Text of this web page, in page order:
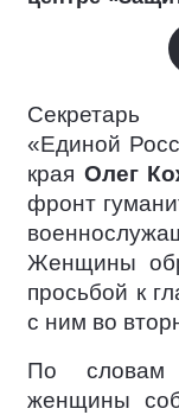
Секретарь
«Единой
края Олег
фронт
Женщины
просьбой к
с ним во
По словам
женщины